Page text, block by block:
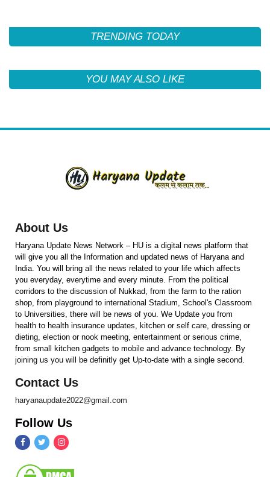
TRENDING TODAY
YOU MAY ALSO LIKE
About Us
Haryana Update News Network – HU is a digital news platform that
will give you all the Information and updated news of Haryana and
India. You will bring all the news related to your life which affects
you everyday, everytime and every minute. From the political
corridors to the discussion of Nukkad, from the farm to the ration
shop, from playground to international Stadium, School's Classroom
to Universities, there will be news of you. We Update you from
health to health insurance updates, kitchen or self care, dressing or
dieting, election or nook meeting, entertainment or serious crime,
from small kitchen gadgets to mobile and advance technology. By
joining us you will be definitly get Up-to-date with a single second.
Contact Us
haryanaupdate2022@gmail.com
Follow Us